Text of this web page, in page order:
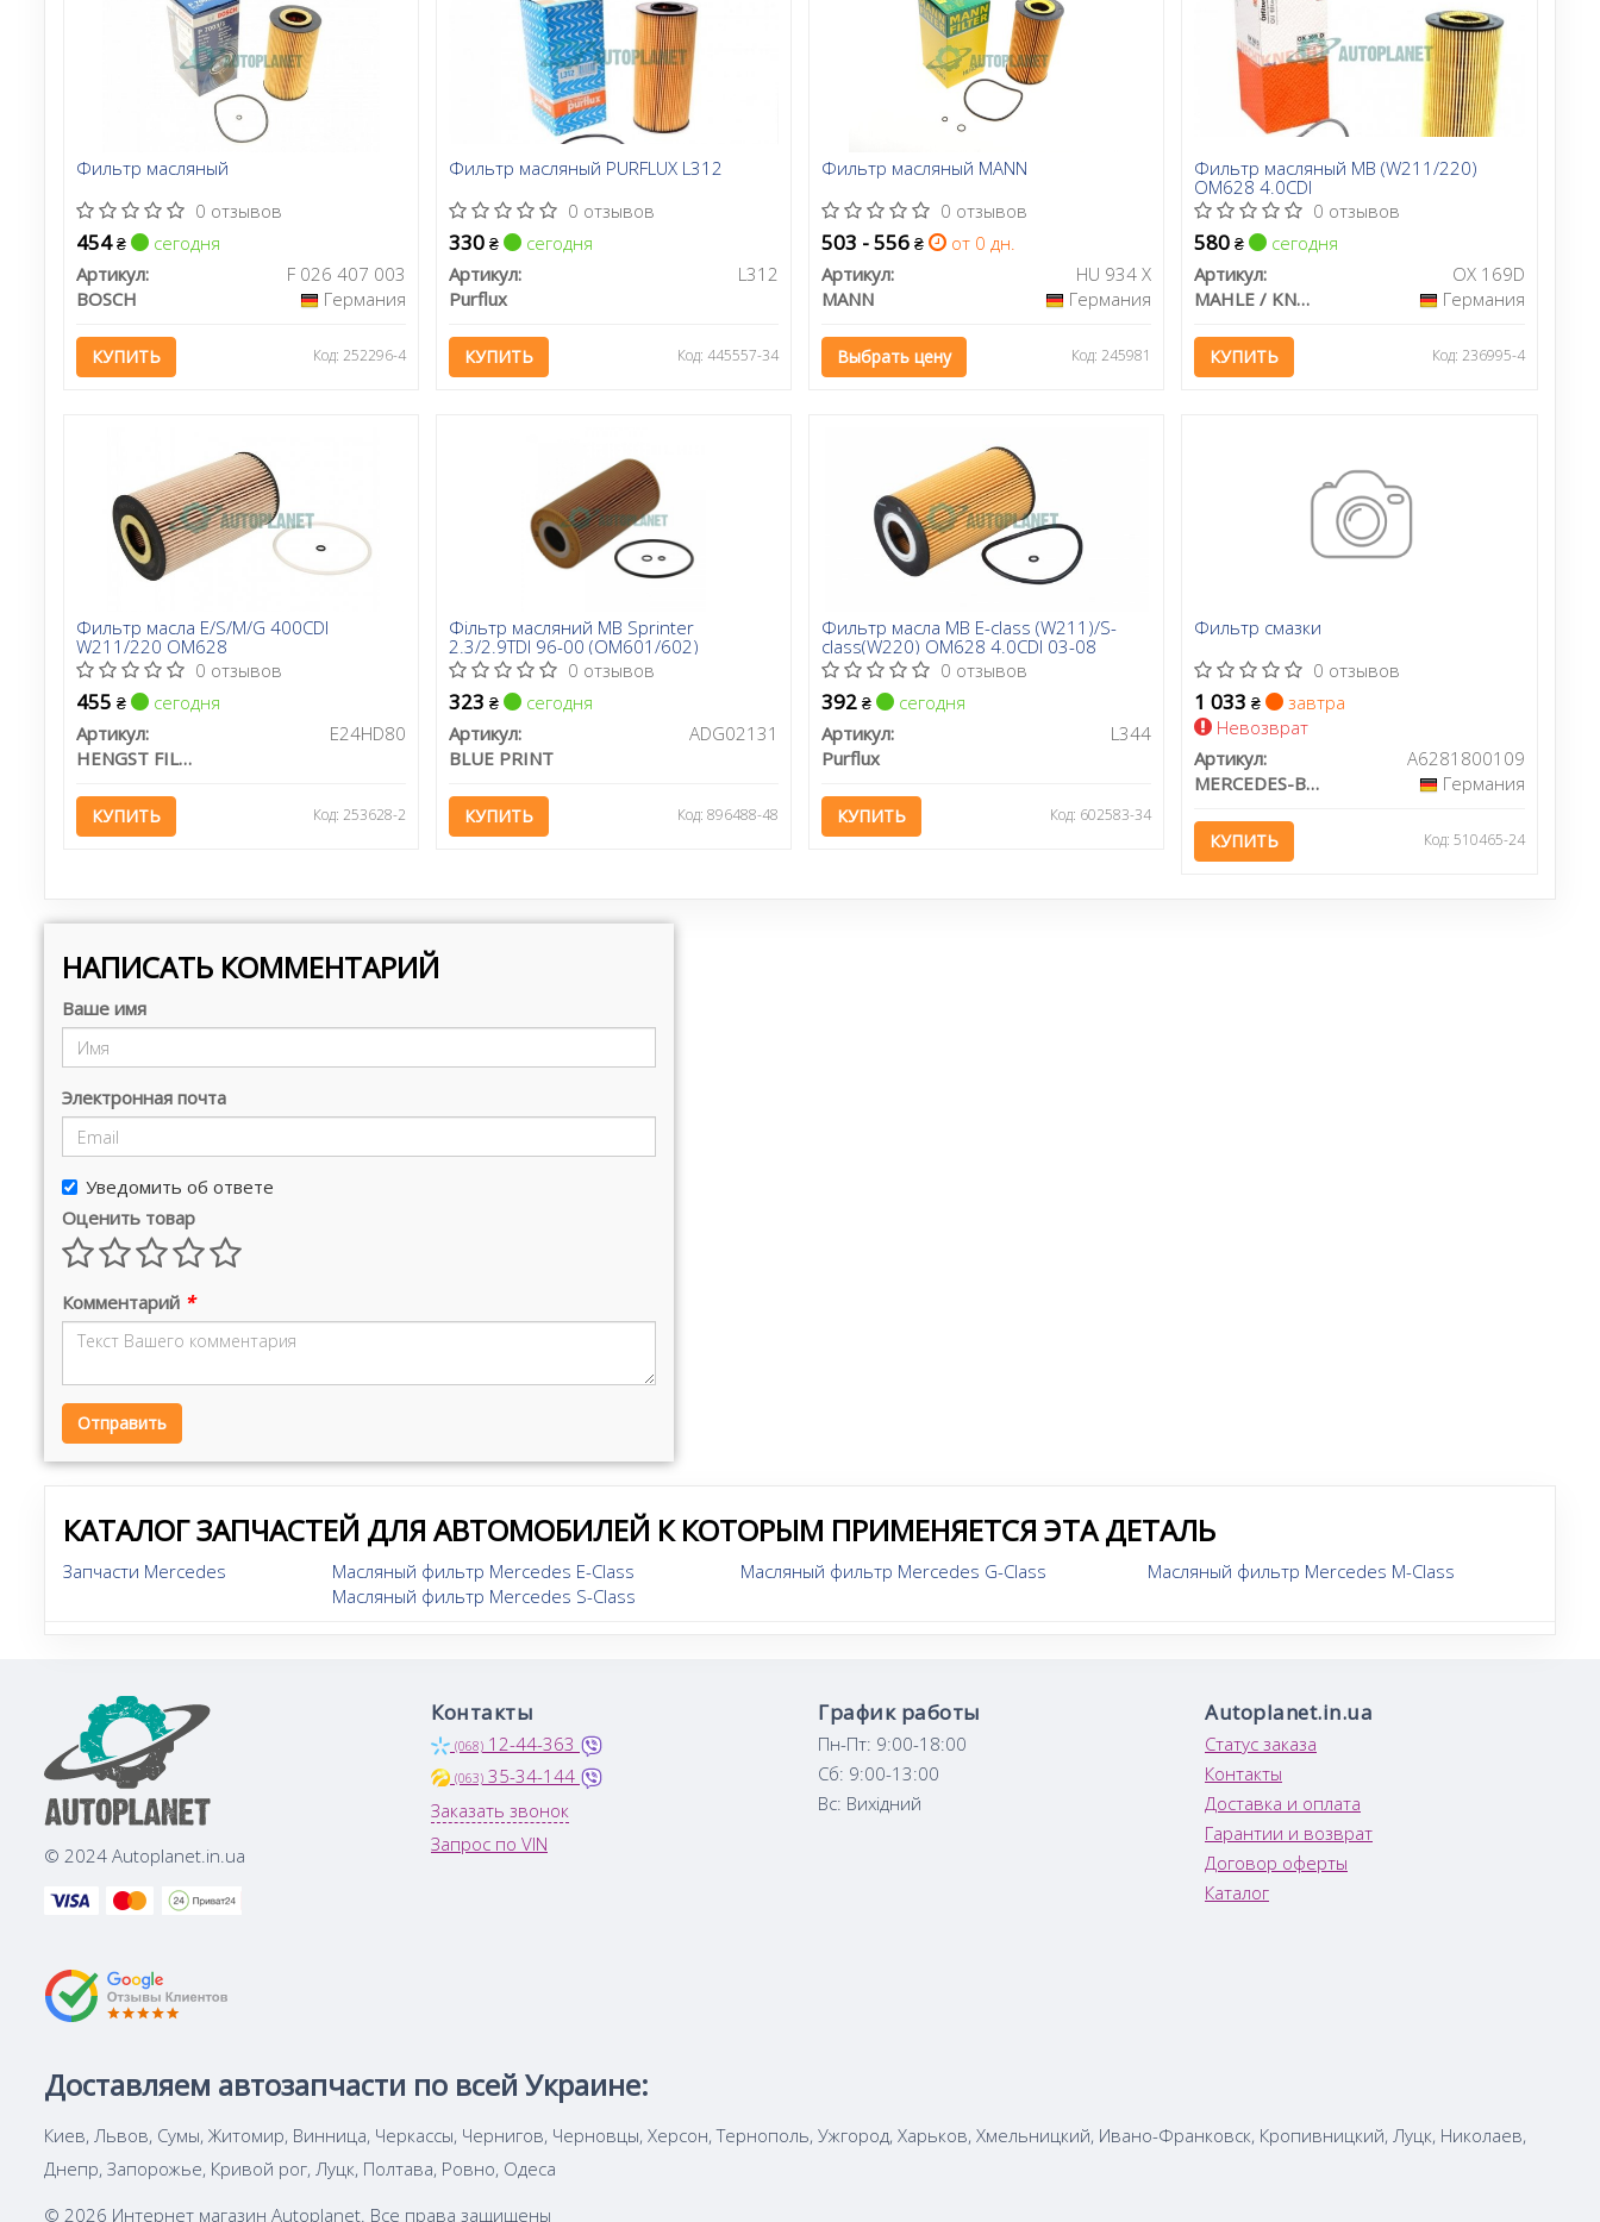
Фильтр масляный
0 отзывов
454₴
сегодня
Артикул:
F 026 407 003
BOSCH
Германия
КУПИТЬ Код: 252296-4
Фильтр масляный PURFLUX L312
0 отзывов
330 ₴
сегодня
Артикул:
L312
Purflux
КУПИТЬ Код: 445557-34
Фильтр масляный MANN
0 отзывов
503 - 556 ₴
от 0 дн.
Артикул:
HU 934 X
MANN
Германия
Выбрать цену Код: 245981
Фильтр масляный MB (W211/220)
OM628 4.0CDI
0 отзывов
580₴
сегодня
Артикул:
OX 169D
MAHLE / KNECHT
Германия
КУПИТЬ Код: 236995-4
Фильтр масла E/S/M/G 400CDI
W211/220 OM628
0 отзывов
455 ₴
сегодня
Артикул:
E24HD80
HENGST FILTER
КУПИТЬ Код: 253628-2
Фільтр масляний MB Sprinter
2.3/2.9TDI 96-00 (OM601/602)
0 отзывов
323 ₴
сегодня
Артикул:
ADG02131
BLUE PRINT
КУПИТЬ Код: 896488-48
Фильтр масла MB E-class (W211)/S-
class(W220) OM628 4.0CDI 03-08
0 отзывов
392 ₴
сегодня
Артикул:
L344
Purflux
КУПИТЬ Код: 602583-34
Фильтр смазки
0 отзывов
1 033₴
завтра
Невозврат
Артикул:
A6281800109
MERCEDES-BENZ
Германия
КУПИТЬ Код: 510465-24
НАПИСАТЬ КОММЕНТАРИЙ
Ваше имя
Электронная почта
Уведомить об ответе
Оценить товар
Комментарий *
Отправить
КАТАЛОГ ЗАПЧАСТЕЙ ДЛЯ АВТОМОБИЛЕЙ К КОТОРЫМ ПРИМЕНЯЕТСЯ ЭТА ДЕТАЛЬ
Запчасти Mercedes Масляный фильтр Mercedes E-Class Масляный фильтр Mercedes G-Class
Масляный фильтр Mercedes M-Class
Масляный фильтр Mercedes S-Class
© 2024 Autoplanet.in.ua
Контакты
(068) 12-44-363
(063) 35-34-144
Заказать звонок
Запрос по VIN
График работы
Пн-Пт: 9:00-18:00
Сб: 9:00-13:00
Вс: Вихідний
Autoplanet.in.ua
Статус заказа
Контакты
Доставка и оплата
Гарантии и возврат
Договор оферты
Каталог
Доставляем автозапчасти по всей Украине:
Киев, Львов, Сумы, Житомир, Винница, Черкассы, Чернигов, Черновцы, Херсон, Тернополь, Ужгород, Харьков, Хмельницкий, Ивано-Франковск, Кропивницкий, Луцк, Николаев,
Днепр, Запорожье, Кривой рог, Луцк, Полтава, Ровно, Одеса
© 2026 Интернет магазин Autoplanet. Все права защищены